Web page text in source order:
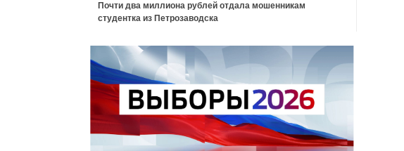
Почти два миллиона рублей отдала мошенникам
студентка из Петрозаводска